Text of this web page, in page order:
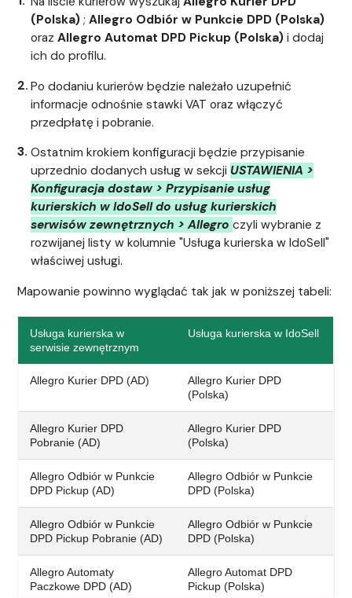
(Polska) ;Allegro Odbiór w Punkcie DPD (Polska)
orazAllegro Automat DPD Pickup (Polska) i dodaj
ich do profilu.
Po dodaniu kurierów będzie należało uzupełnić
informacje odnośnie stawki VAT oraz włączyć
przedpłatę i pobranie.
Ostatnim krokiem konfiguracji będzie przypisanie
uprzednio dodanych usług w sekcji USTAWIENIA >
Konfiguracja dostaw > Przypisanie usług
kurierskich w IdoSell do usług kurierskich
serwisów zewnętrznych > Allegroczyli wybranie z
rozwijanej listy w kolumnie "Usługa kurierska w IdoSell"
właściwej usługi.
Mapowanie powinno wyglądać tak jak w poniższej tabeli:
Usługa kurierska w
serwisie zewnętrznym
Usługa kurierska w IdoSell
Allegro Kurier DPD (AD)
Allegro Kurier DPD
(Polska)
Allegro Kurier DPD
Pobranie (AD)
Allegro Kurier DPD
(Polska)
Allegro Odbiór w Punkcie
DPD Pickup (AD)
Allegro Odbiór w Punkcie
DPD (Polska)
Allegro Odbiór w Punkcie
DPD Pickup Pobranie (AD)
Allegro Odbiór w Punkcie
DPD (Polska)
Allegro Automaty
Paczkowe DPD (AD)
Allegro Automat DPD
Pickup (Polska)